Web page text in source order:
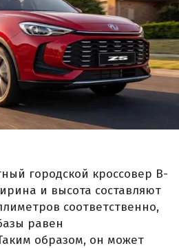
городской кроссовер B-
и высота составляют
соответственно,
равен
образом, он может